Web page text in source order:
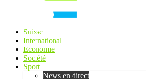
Suisse
International
Economie
Société
Sport
News en direct